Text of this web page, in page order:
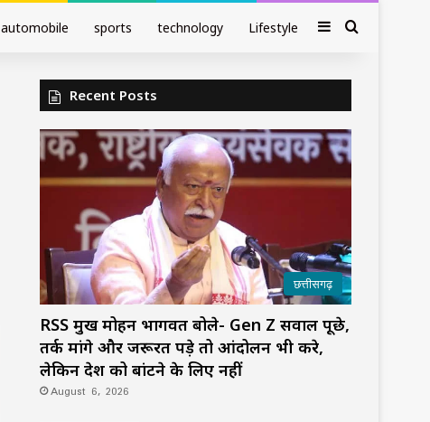
automobile sports technology Lifestyle SidebarSearch
Recent Posts
छत्तीसगढ़
RSS प्रमुख मोहन भागवत बोले- Gen Z सवाल पूछे,
तर्क मांगे और जरूरत पड़े तो आंदोलन भी करे,
लेकिन देश को बांटने के लिए नहीं
August 6, 2026